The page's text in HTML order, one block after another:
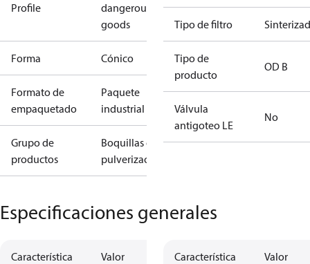
Profile
dangerous
goods
Forma Cónico
Formato de
empaquetado
Paquete
industrial
Grupo de
productos
Boquillas de
pulverización
Tipo de filtro
Tipo de
producto
OD B
Válvula
antigoteo LE
No
Especificaciones generales
Característica Valor Característica Valor